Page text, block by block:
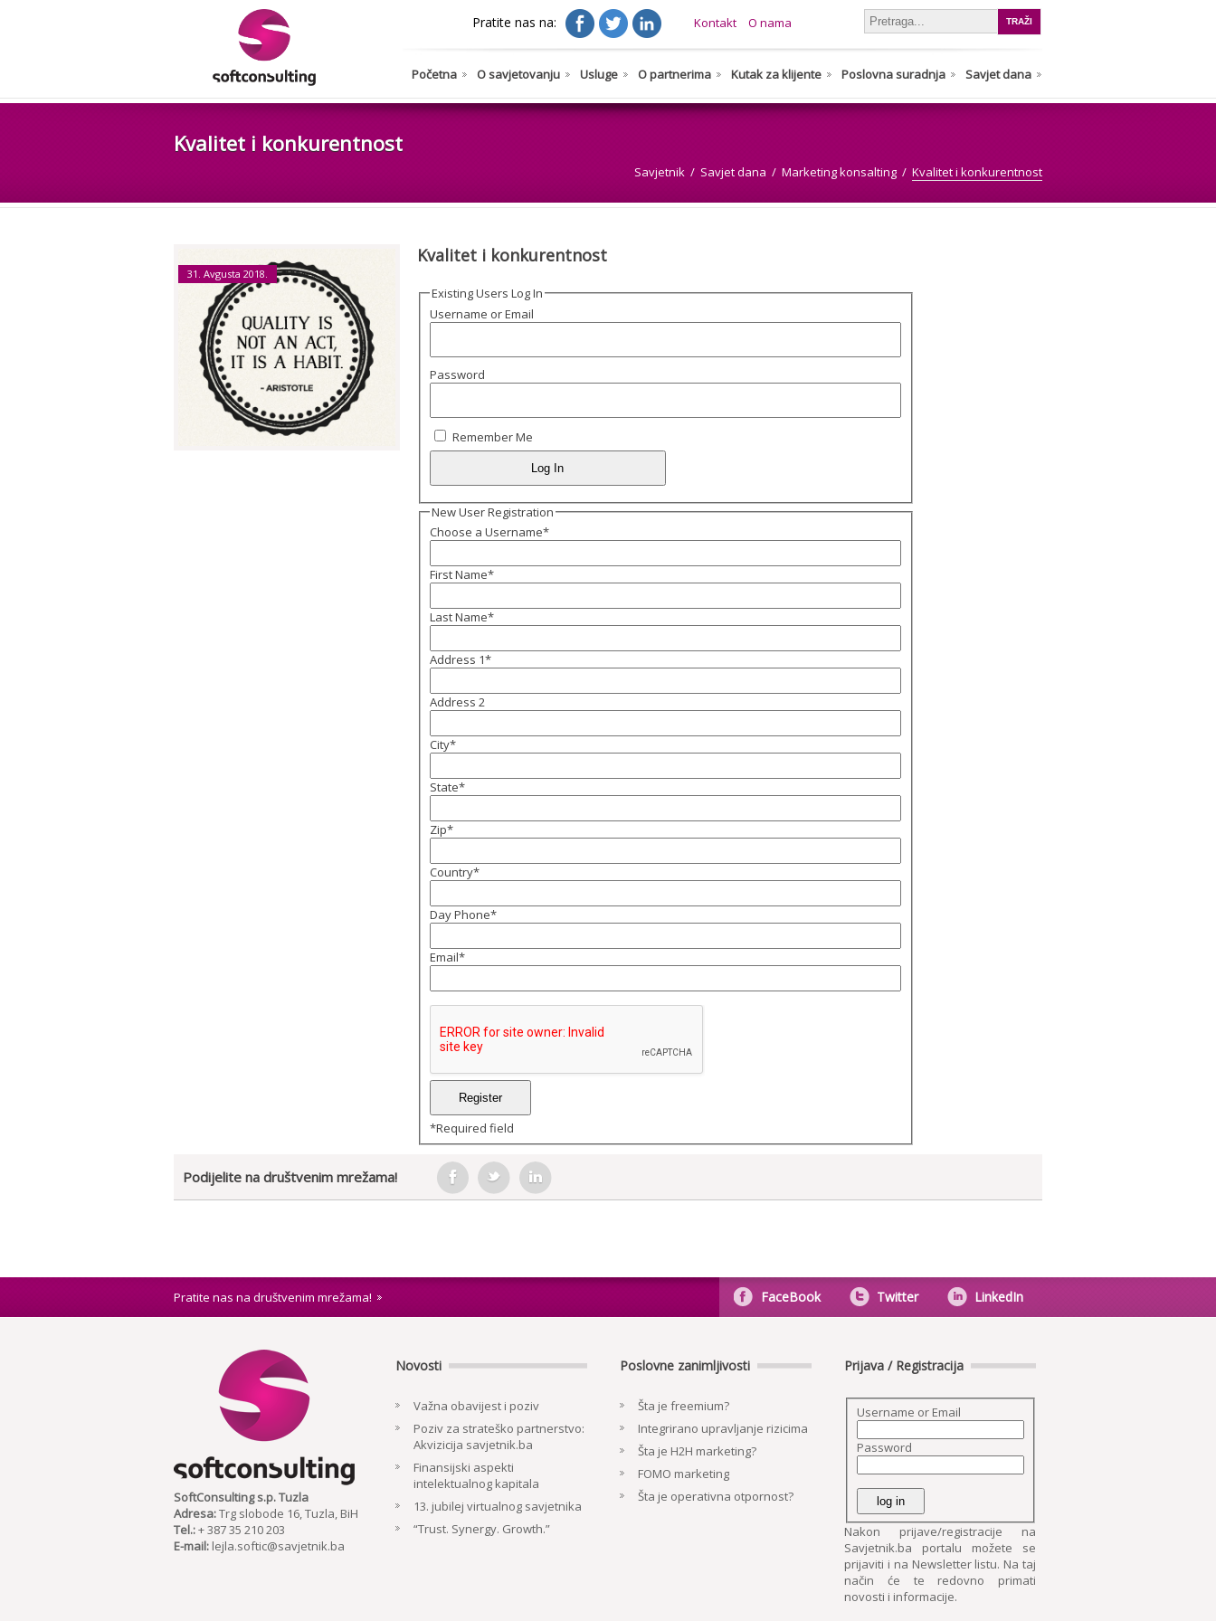
Pratite nas na: Kontakt O nama
Početna O savjetovanju Usluge O partnerima Kutak za klijente Poslovna suradnja Savjet dana
Kvalitet i konkurentnost
Savjetnik Savjet dana Marketing konsalting Kvalitet i konkurentnost
31. Avgusta 2018.
Kvalitet i konkurentnost
Existing Users Log In
Username or Email
Password
Remember Me
New User Registration
Choose a Username*
First Name*
Last Name*
Address 1*
Address 2
City*
State*
Zip*
Country*
Day Phone*
Email*
*Required field
Podijelite na društvenim mrežama!
Pratite nas na društvenim mrežama! FaceBook Twitter LinkedIn
SoftConsulting s.p. Tuzla
Adresa:Trg slobode 16, Tuzla, BiH
Tel.:+ 387 35 210 203
E-mail: lejla.softic@savjetnik.ba
Novosti
Važna obavijest i poziv
Poziv za strateško partnerstvo:
Akvizicija savjetnik.ba
Finansijski aspekti
intelektualnog kapitala
13. jubilej virtualnog savjetnika
“Trust. Synergy. Growth.”
Poslovne zanimljivosti
Šta je freemium?
Integrirano upravljanje rizicima
Šta je H2H marketing?
FOMO marketing
Šta je operativna otpornost?
Prijava / Registracija
Username or Email
Password
Nakon prijave/registracije na
Savjetnik.ba portalu možete se
prijaviti i na Newsletter listu. Na taj
način će te redovno primati
novosti i informacije.